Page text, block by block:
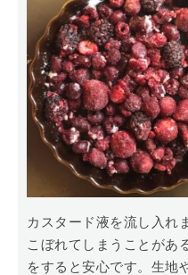
カスタード液を流し入れ
こぼれてしまうことがあ
をすると安心です。生地